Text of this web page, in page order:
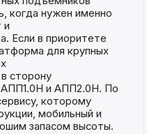
когда нужен именно
и
Если в приоритете
для крупных
сторону
и АПП2.0Н. По
которому
мобильный и
запасом высоты.